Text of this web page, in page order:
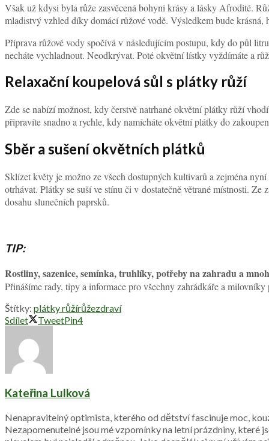
Však už kdysi byla růže zasvěcená bohyni krásy a lásky Afrodité.
mladistvý vzhled díky domácí růžové vodě. Výsledkem bude krásná,
Příprava růžové vody spočívá v následujícím postupu, kdy do půl
necháte vychladnout. Neodkrývat. Poté okvětní lístky vyždímáte a
Relaxační koupelová sůl s plátky růží
Zde se nabízí možnost, kdy čerstvě natrhané okvětní plátky růží
připravíte snadno a rychle, kdy namícháte okvětní plátky do
Sběr a sušení okvětních plátků
Sklízet květy je možno ze všech dostupných kultivarů a zejména
otrhávat. Plátky se suší ve stínu či v dostatečně větrané místnosti.
dosahu slunečních paprsků.
TIP:
Rostliny, sazenice, semínka, truhlíky, potřeby na zahradu a
Přinášíme rady, tipy a informace pro všechny zahrádkáře a milovníky
Štítky: plátky růžírůžezdraví
Sdílet
TweetPin4
Kateřina Lulková
Nenapravitelný optimista, kterého od dětství fascinuje moc,
Nezapomenutelné jsou mé vzpomínky na letní prázdniny, které